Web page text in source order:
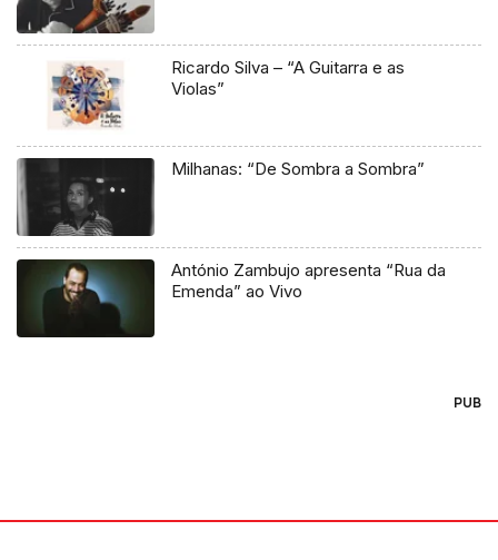
Ricardo Silva – “A Guitarra e as
Violas”
Milhanas: “De Sombra a Sombra”
António Zambujo apresenta “Rua da
Emenda” ao Vivo
PUB